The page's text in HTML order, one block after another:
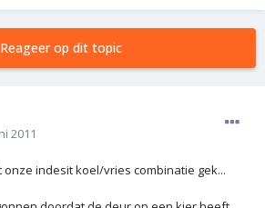
Reageer op dit topic
2011
indesit koel/vries combinatie gek...